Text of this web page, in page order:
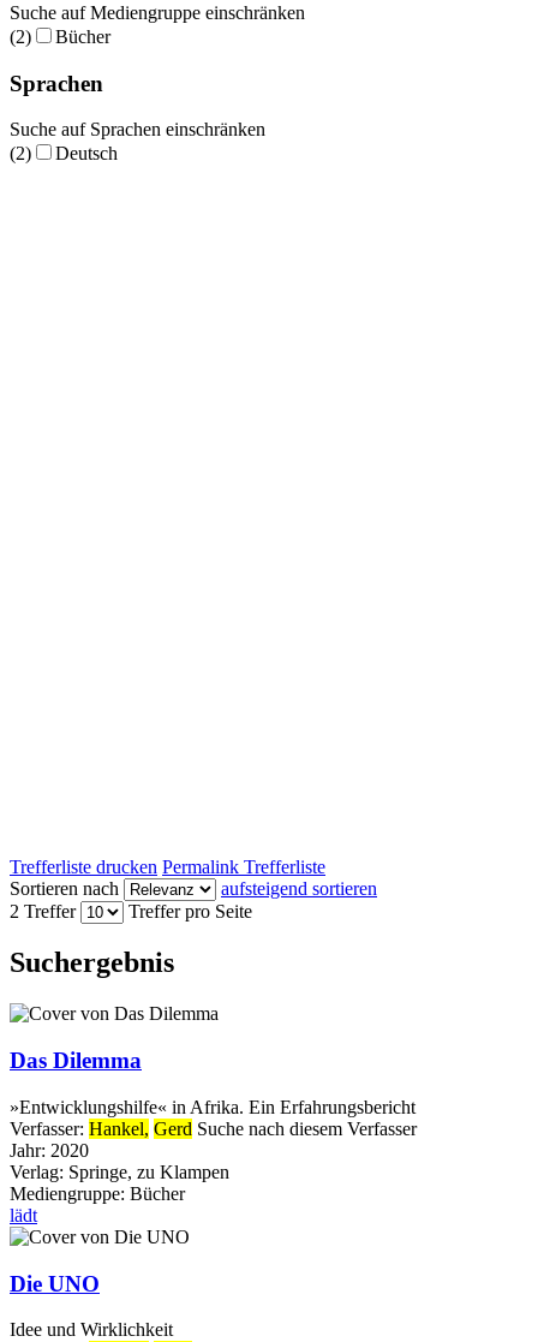
Suche auf Mediengruppe einschränken
(2)
Bücher
Sprachen
Suche auf Sprachen einschränken
(2)
Deutsch
Trefferliste drucken Permalink Trefferliste
Sortieren nach
aufsteigend sortieren
2 Treffer
Treffer pro Seite
Suchergebnis
Das Dilemma
»Entwicklungshilfe« in Afrika. Ein Erfahrungsbericht
Verfasser: Hankel, Gerd Suche nach diesem Verfasser
Jahr: 2020
Verlag: Springe, zu Klampen
Mediengruppe: Bücher
lädt
Die UNO
Idee und Wirklichkeit